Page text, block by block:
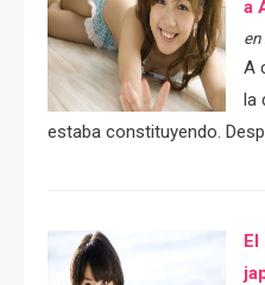
a
A
la
estaba constituyendo.